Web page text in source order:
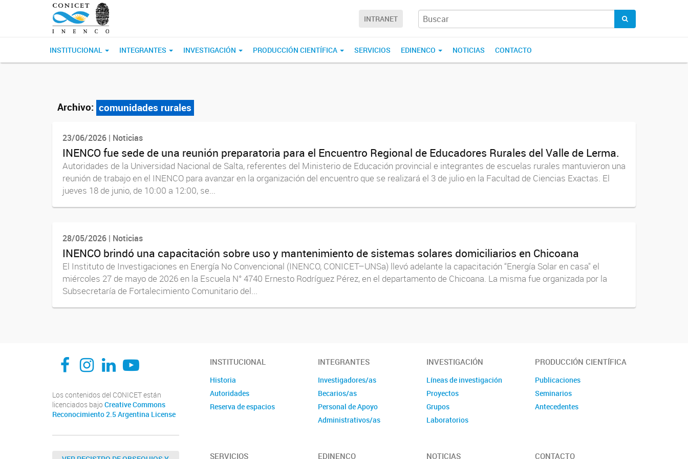
INTRANET
INSTITUCIONAL INTEGRANTES INVESTIGACIÓN PRODUCCIÓN CIENTÍFICA SERVICIOS EDINENCO NOTICIAS CONTACTO
Archivo: comunidades rurales
23/06/2026 | Noticias
INENCO fue sede de una reunión preparatoria para el Encuentro Regional de Educadores Rurales del Valle de Lerma.
Autoridades de la Universidad Nacional de Salta, referentes del Ministerio de Educación provincial e integrantes de escuelas rurales mantuvieron una
reunión de trabajo en el INENCO para avanzar en la organización del encuentro que se realizará el 3 de julio en la Facultad de Ciencias Exactas. El
jueves 18 de junio, de 10:00 a 12:00, se...
28/05/2026 | Noticias
INENCO brindó una capacitación sobre uso y mantenimiento de sistemas solares domiciliarios en Chicoana
El Instituto de Investigaciones en Energía No Convencional (INENCO, CONICET–UNSa) llevó adelante la capacitación “Energía Solar en casa" el
miércoles 27 de mayo de 2026 en la Escuela N° 4740 Ernesto Rodríguez Pérez, en el departamento de Chicoana. La misma fue organizada por la
Subsecretaría de Fortalecimiento Comunitario del...
INENCO FACEBOOK
INENCO INSTAGRAM
INENCO LINKEDIN
INENCO YOUTUBE
Los contenidos del CONICET están
licenciados bajo Creative Commons
Reconocimiento 2.5 Argentina License
INSTITUCIONAL
Historia
Autoridades
Reserva de espacios
INTEGRANTES
Investigadores/as
Becarios/as
Personal de Apoyo
Administrativos/as
INVESTIGACIÓN
Líneas de investigación
Proyectos
Grupos
Laboratorios
PRODUCCIÓN CIENTÍFICA
Publicaciones
Seminarios
Antecedentes
SERVICIOS EDINENCO NOTICIAS CONTACTO